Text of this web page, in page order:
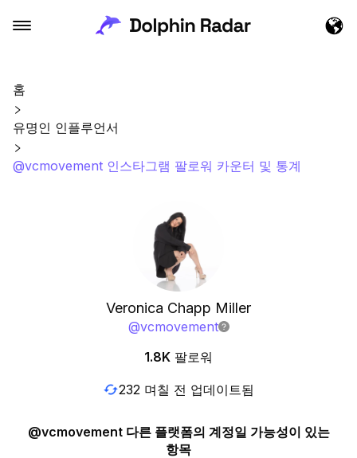
홈
유명인 인플루언서
@vcmovement 인스타그램 팔로워 카운터 및 통계
Veronica Chapp Miller
@vcmovement
1.8K 팔로워
232 며칠 전 업데이트됨
@vcmovement 다른 플랫폼의 계정일 가능성이 있는
항목